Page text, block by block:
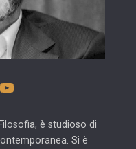
YouTube
è studioso di
Si è